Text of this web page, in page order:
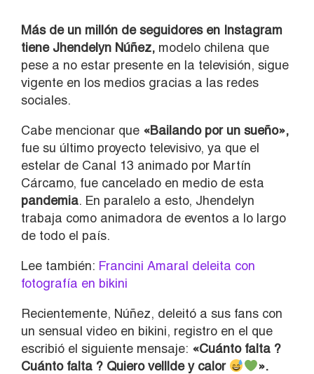
Más de un millón de seguidores en Instagram
tiene Jhendelyn Núñez, modelo chilena que
pese a no estar presente en la televisión, sigue
vigente en los medios gracias a las redes
sociales.
Cabe mencionar que «Bailando por un sueño»,
fue su último proyecto televisivo, ya que el
estelar de Canal 13 animado por Martín
Cárcamo, fue cancelado en medio de esta
pandemia. En paralelo a esto, Jhendelyn
trabaja como animadora de eventos a lo largo
de todo el país.
Lee también: Francini Amaral deleita con
fotografía en bikini
Recientemente, Núñez, deleitó a sus fans con
un sensual video en bikini, registro en el que
escribió el siguiente mensaje: «Cuánto falta ?
Cuánto falta ? Quiero velllde y calor
».